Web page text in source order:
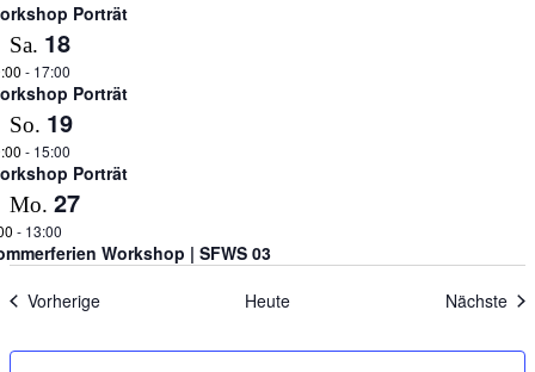
Porträt
Sa. 18
- 17:00
Porträt
So. 19
- 15:00
Porträt
Mo. 27
- 13:00
Workshop | SFWS 03
VorherigeVeranstaltungen Heute Nächste